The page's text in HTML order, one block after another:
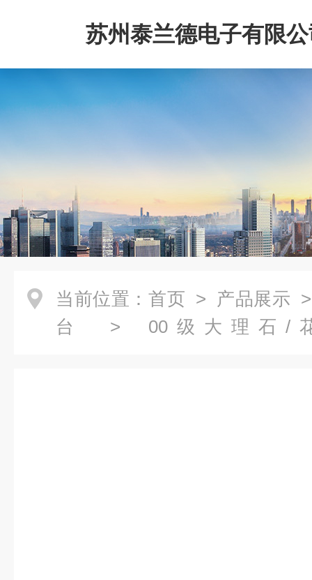
苏州泰兰德电子有限
当前位置： 首页 > 产品展示
台
> 00级大理石/